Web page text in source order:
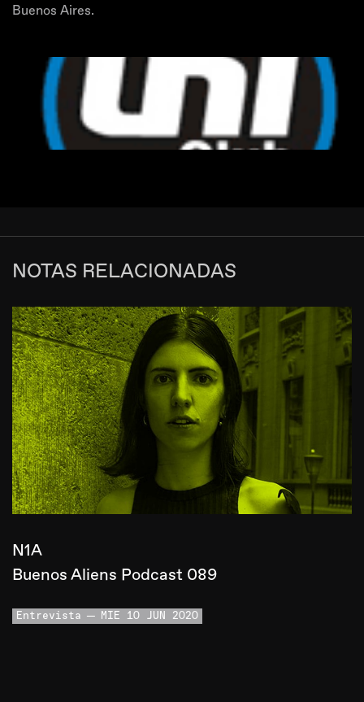
Buenos Aires.
NOTAS RELACIONADAS
N1A
Buenos Aliens Podcast 089
Entrevista MIE 10 JUN 2020